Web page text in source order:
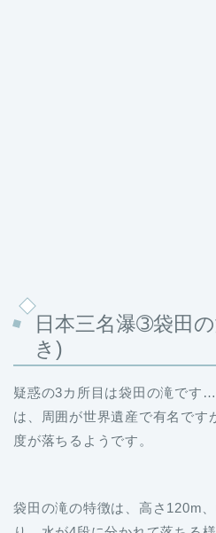
日本三名瀑➂袋田
き)
疑惑の3カ所目は袋田の滝です
は、周囲が世界遺産で有名です
度が落ちるようです。
袋田の滝の特徴は、高さ120m